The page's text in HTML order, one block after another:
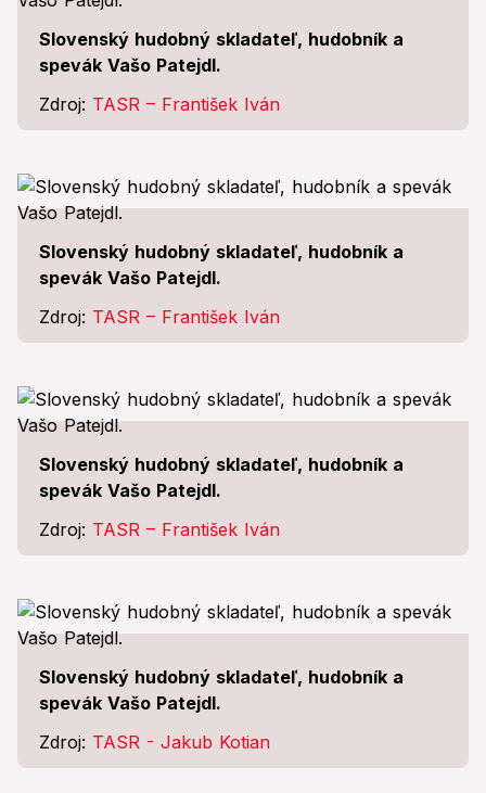
Slovenský hudobný skladateľ, hudobník a
spevák Vašo Patejdl.
Zdroj: TASR – František Iván
Slovenský hudobný skladateľ, hudobník a
spevák Vašo Patejdl.
Zdroj: TASR – František Iván
Slovenský hudobný skladateľ, hudobník a
spevák Vašo Patejdl.
Zdroj: TASR – František Iván
Slovenský hudobný skladateľ, hudobník a
spevák Vašo Patejdl.
Zdroj: TASR - Jakub Kotian